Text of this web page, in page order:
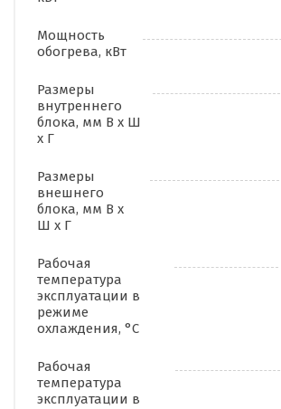
Мощность
обогрева, кВт
Размеры
внутреннего
блока, мм В х Ш
х Г
Размеры
внешнего
блока, мм В х
Ш х Г
Рабочая
температура
эксплуатации в
режиме
охлаждения, °C
Рабочая
температура
эксплуатации в